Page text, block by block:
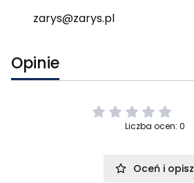
zarys@zarys.pl
Opinie
Liczba ocen: 0
Oceń i opisz